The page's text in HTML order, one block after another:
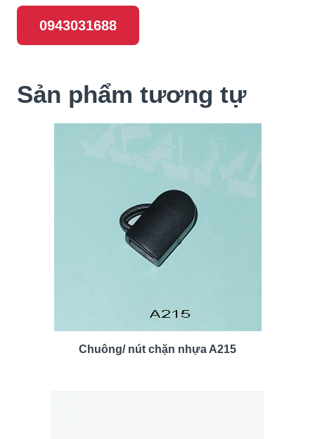
0943031688
Sản phẩm tương tự
Chuông/ nút chặn nhựa A215